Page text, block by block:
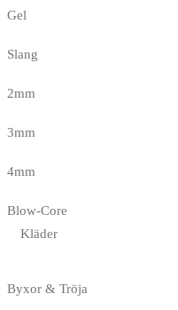
Gel
Slang
2mm
3mm
4mm
Blow-Core
Kläder
Byxor & Tröja